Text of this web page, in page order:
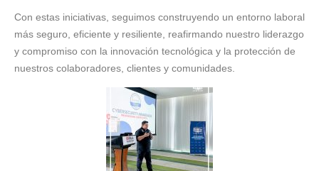
Con estas iniciativas, seguimos construyendo un entorno laboral
más seguro, eficiente y resiliente, reafirmando nuestro liderazgo
y compromiso con la innovación tecnológica y la protección de
nuestros colaboradores, clientes y comunidades.